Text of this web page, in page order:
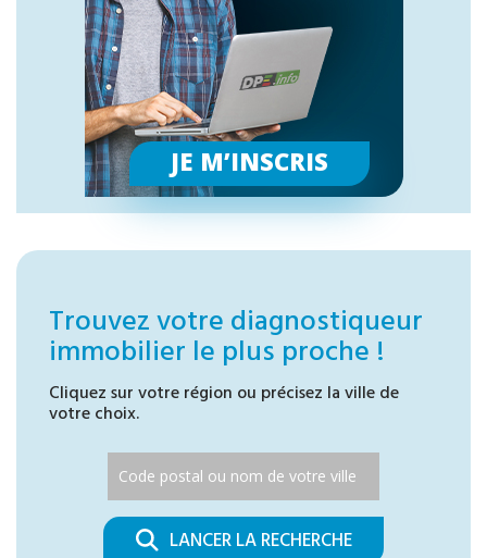
JE M’INSCRIS
Trouvez votre diagnostiqueur
immobilier le plus proche !
Cliquez sur votre région ou précisez la ville de
votre choix.
LANCER LA RECHERCHE